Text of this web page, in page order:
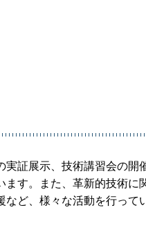
実証展示、技術講習会の
す。また、革新的技術に
ど、様々な活動を行って